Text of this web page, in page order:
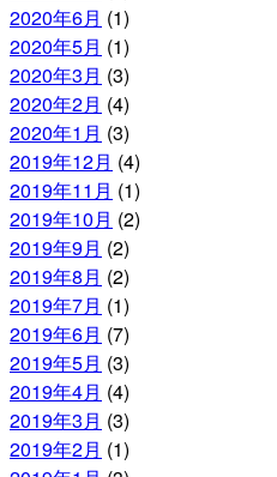
2020年6月 (1)
2020年5月 (1)
2020年3月 (3)
2020年2月 (4)
2020年1月 (3)
2019年12月 (4)
2019年11月 (1)
2019年10月 (2)
2019年9月 (2)
2019年8月 (2)
2019年7月 (1)
2019年6月 (7)
2019年5月 (3)
2019年4月 (4)
2019年3月 (3)
2019年2月 (1)